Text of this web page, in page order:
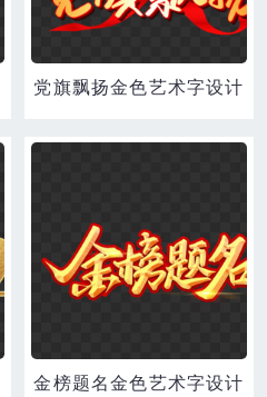
党旗飘扬金色艺术字设计
金榜题名金色艺术字设计